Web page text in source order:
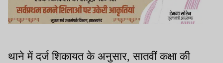
थाने में दर्ज शिकायत के अनुसार, सातवीं कक्षा की